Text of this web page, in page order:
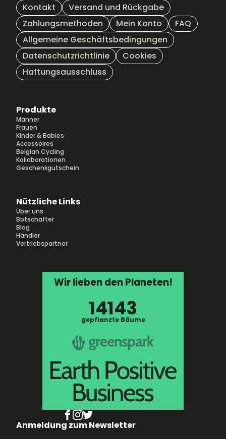
Kontakt
Versand und Rückgabe
Zahlungsmethoden
Mein Konto
FAQ
Allgemeine Geschäftsbedingungen
Datenschutzrichtlinie
Cookies
Haftungsausschluss
Produkte
Männer
Frauen
Kinder & Babies
Accessoires
Belgian Cycling
Kollaborationen
Geschenkgutschein
Nützliche Links
Über uns
Botschafter
Blog
Händler
Vertriebspartner
Wir lieben den Planeten!
14143
gepflanzte Bäume
Anmeldung zum Newsletter